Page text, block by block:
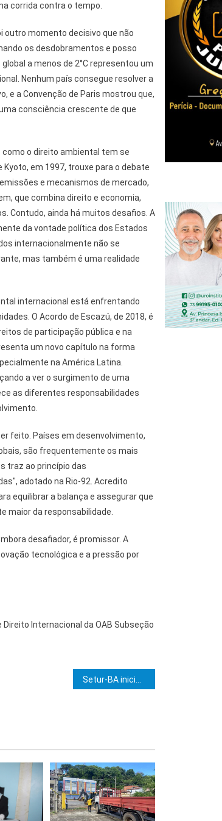
corrida contra o tempo.
outro momento decisivo que não
os desdobramentos e posso
a menos de 2°C representou um
Nenhum país consegue resolver a
e a Convenção de Paris mostrou que,
consciência crescente de que
o direito ambiental tem se
em 1997, trouxe para o debate
e mecanismos de mercado,
que combina direito e economia,
Contudo, ainda há muitos desafios. A
da vontade política dos Estados
internacionalmente não se
mas também é uma realidade
internacional está enfrentando
O Acordo de Escazú, de 2018, é
de participação pública e na
um novo capítulo na forma
na América Latina.
a ver o surgimento de uma
as diferentes responsabilidades
feito. Países em desenvolvimento,
são frequentemente os mais
traz ao princípio das
adotado na Rio-92. Acredito
equilibrar a balança e assegurar que
maior da responsabilidade.
desafiador, é promissor. A
tecnológica e a pressão por
Internacional da OAB Subseção
Setur-BA inicia discussão sobre fortalecimento do Mercado do Rio Vermelho como atração turística